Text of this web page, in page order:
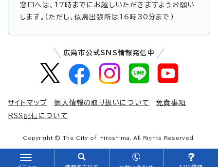
窓口へは、17時までにお越しいただきますようお願い
します。（ただし、似島出張所は16時30分まで）
広島市公式SNS情報発信中
サイトマップ 個人情報の取り扱いについて
免責事項
RSS配信について
Copyright © The City of Hiroshima. All Rights Reserved.